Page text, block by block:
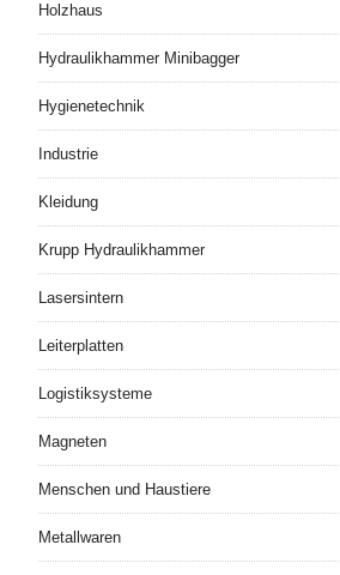
Holzhaus
Hydraulikhammer Minibagger
Hygienetechnik
Industrie
Kleidung
Krupp Hydraulikhammer
Lasersintern
Leiterplatten
Logistiksysteme
Magneten
Menschen und Haustiere
Metallwaren